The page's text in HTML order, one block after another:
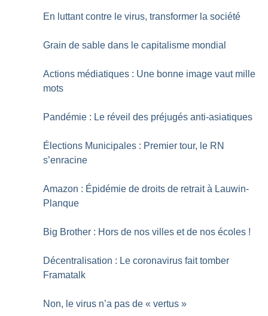
En luttant contre le virus, transformer la société
Grain de sable dans le capitalisme mondial
Actions médiatiques : Une bonne image vaut mille
mots
Pandémie : Le réveil des préjugés anti-asiatiques
Élections Municipales : Premier tour, le RN
s’enracine
Amazon : Épidémie de droits de retrait à Lauwin-
Planque
Big Brother : Hors de nos villes et de nos écoles !
Décentralisation : Le coronavirus fait tomber
Framatalk
Non, le virus n’a pas de « vertus »